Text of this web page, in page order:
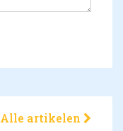
Alle artikelen